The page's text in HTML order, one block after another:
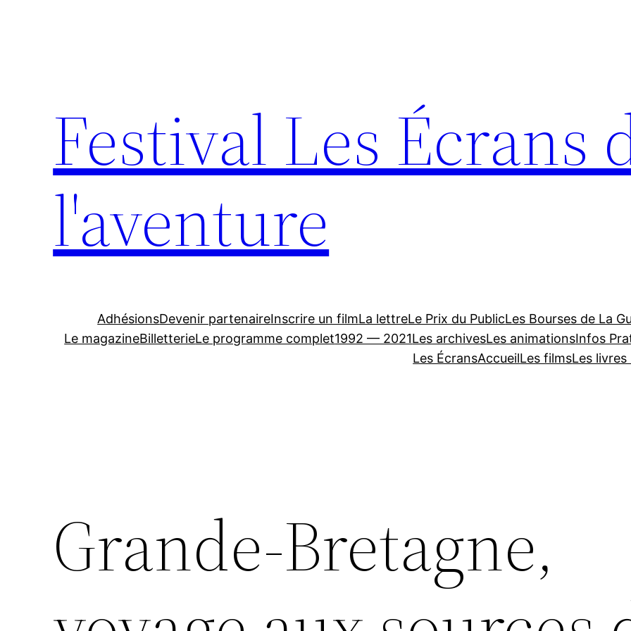
Festival Les Écrans
l'aventure
AdhésionsDevenir partenaireInscrire un filmLa lettreLe Prix du PublicLes Bourses de La
Le magazineBilletterieLe programme complet1992 — 2021Les archivesLes animationsInfos
Les ÉcransAccueilLes filmsLes
Grande-Bretagne,